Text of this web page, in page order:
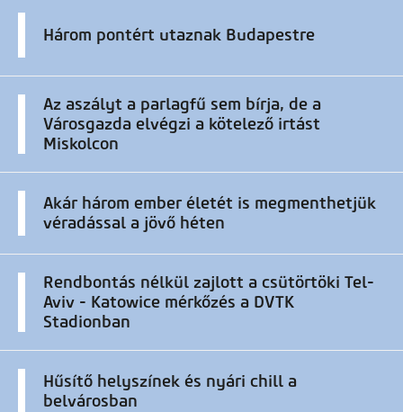
Három pontért utaznak Budapestre
Az aszályt a parlagfű sem bírja, de a
Városgazda elvégzi a kötelező irtást
Miskolcon
Akár három ember életét is megmenthetjük
véradással a jövő héten
Rendbontás nélkül zajlott a csütörtöki Tel-
Aviv - Katowice mérkőzés a DVTK
Stadionban
Hűsítő helyszínek és nyári chill a
belvárosban